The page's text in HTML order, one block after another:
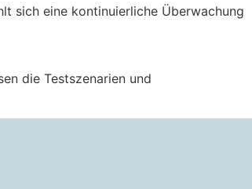
sich eine kontinuierliche Überwachung
die Testszenarien und